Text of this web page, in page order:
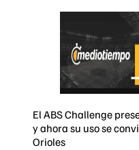
El ABS Challenge
y ahora su uso se
Orioles